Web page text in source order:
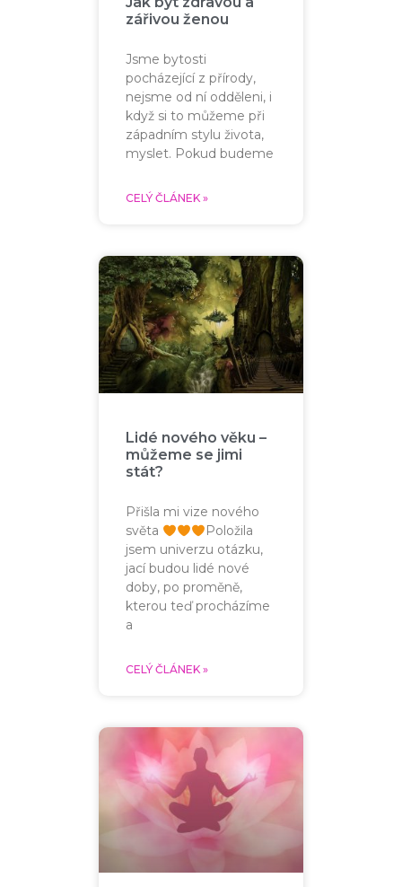
zářivou ženou
Jsme bytosti
pocházející z přírody,
nejsme od ní odděleni, i
když si to můžeme při
západním stylu života,
myslet. Pokud budeme
CELÝ ČLÁNEK »
Lidé nového věku –
můžeme se jimi
stát?
Přišla mi vize nového
světa
Položila
jsem univerzu otázku,
jací budou lidé nové
doby, po proměně,
kterou teď procházíme
a
CELÝ ČLÁNEK »